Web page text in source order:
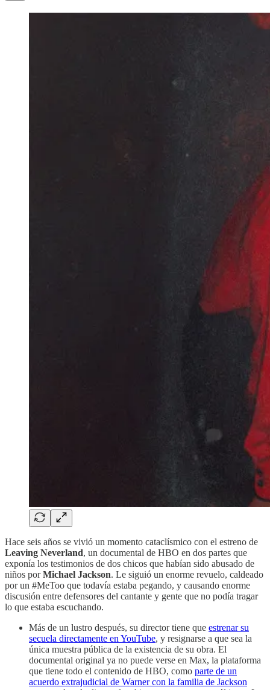
Hace seis años se vivió un momento cataclísmico con el estreno de
Leaving Neverland, un documental de HBO en dos partes que
exponía los testimonios de dos chicos que habían sido abusado de
niños porMichael Jackson. Le siguió un enorme revuelo, caldeado
por un #MeToo que todavía estaba pegando, y causando enorme
discusión entre defensores del cantante y gente que no podía tragar
lo que estaba escuchando.
Más de un lustro después, su director tiene que estrenar su
secuela directamente en YouTube, y resignarse a que sea la
única muestra pública de la existencia de su obra. El
documental original ya no puede verse en Max, la plataforma
que tiene todo el contenido de HBO, como parte de un
acuerdo extrajudicial de Warner con la familia de Jackson